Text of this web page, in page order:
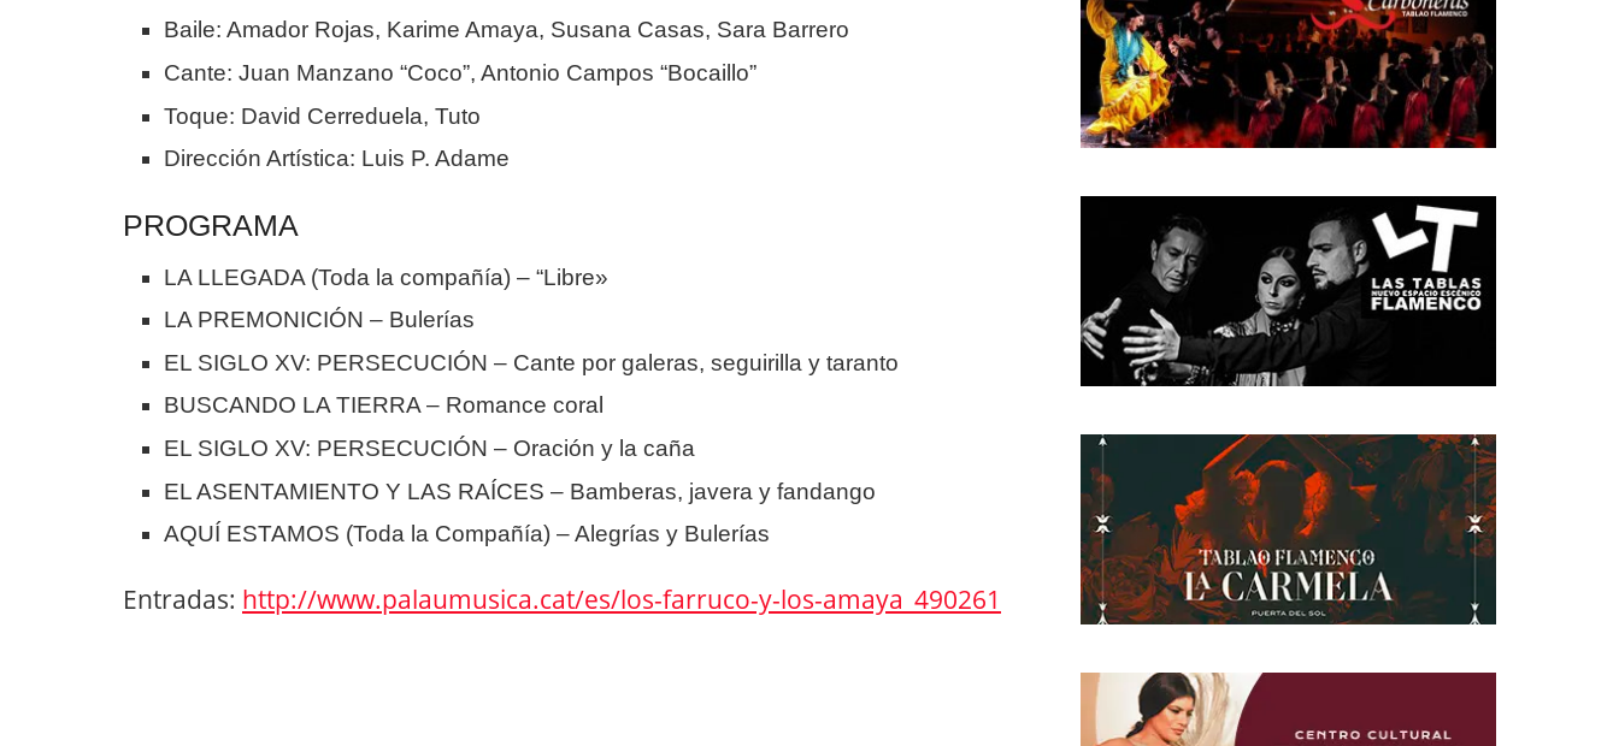
Baile: Amador Rojas, Karime Amaya, Susana Casas, Sara Barrero
Cante: Juan Manzano “Coco”, Antonio Campos “Bocaillo”
Toque: David Cerreduela, Tuto
Dirección Artística: Luis P. Adame
PROGRAMA
LA LLEGADA (Toda la compañía) – “Libre»
LA PREMONICIÓN – Bulerías
EL SIGLO XV: PERSECUCIÓN – Cante por galeras, seguirilla y taranto
BUSCANDO LA TIERRA – Romance coral
EL SIGLO XV: PERSECUCIÓN – Oración y la caña
EL ASENTAMIENTO Y LAS RAÍCES – Bamberas, javera y fandango
AQUÍ ESTAMOS (Toda la Compañía) – Alegrías y Bulerías
Entradas: http://www.palaumusica.cat/es/los-farruco-y-los-amaya_490261